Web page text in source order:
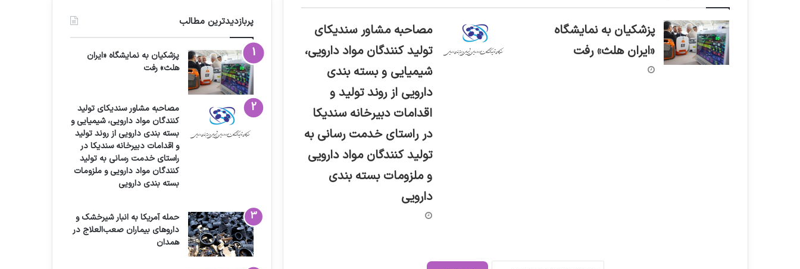
پزشکیان به نمایشگاه
«ایران هلث» رفت
مصاحبه مشاور سندیکای
تولید کنندگان مواد دارویی،
شیمیایی و بسته بندی
دارویی از روند تولید و
اقدامات دبیرخانه سندیکا
در راستای خدمت رسانی به
تولید کنندگان مواد دارویی
و ملزومات بسته بندی
دارویی
پربازدیدترین مطالب
پزشکیان به نمایشگاه «ایران
هلث» رفت
مصاحبه مشاور سندیکای تولید
کنندگان مواد دارویی، شیمیایی و
بسته بندی دارویی از روند تولید
و اقدامات دبیرخانه سندیکا در
راستای خدمت رسانی به تولید
کنندگان مواد دارویی و ملزومات
بسته بندی دارویی
حمله آمریکا به انبار شیرخشک و
داروهای بیماران صعب‌العلاج در
همدان